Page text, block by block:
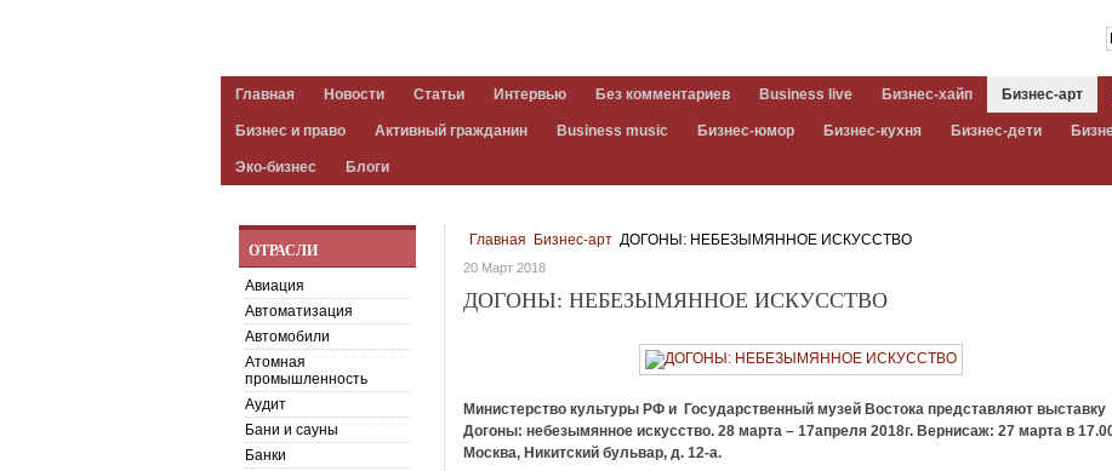
Главная Новости Статьи Интервью Без комментариев Business live Бизнес-хайп Бизнес-арт
Бизнес и право Активный гражданин Business music Бизнес-юмор Бизнес-кухня Бизнес-дети
Эко-бизнес Блоги
Главная Бизнес-арт ДОГОНЫ: НЕБЕЗЫМЯННОЕ ИСКУССТВО
20 Март 2018
ДОГОНЫ: НЕБЕЗЫМЯННОЕ ИСКУССТВО
Министерство культуры РФ и Государственный музей Востока представляют выставку
Догоны: небезымянное искусство. 28 марта – 17апреля 2018г. Вернисаж: 27 марта в
Москва, Никитский бульвар, д. 12-а.
ОТРАСЛИ
Авиация
Автоматизация
Автомобили
Атомная
промышленность
Аудит
Бани и сауны
Банки